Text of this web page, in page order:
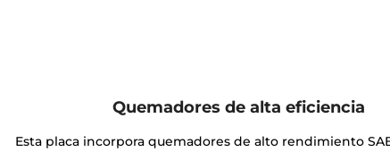
Quemadores de alta eficiencia
Esta placa incorpora quemadores de alto rendimiento